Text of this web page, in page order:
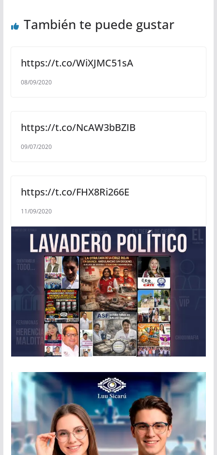
También te puede gustar
https://t.co/WiXJMC51sA
08/09/2020
https://t.co/NcAW3bBZIB
09/07/2020
https://t.co/FHX8Ri266E
11/09/2020